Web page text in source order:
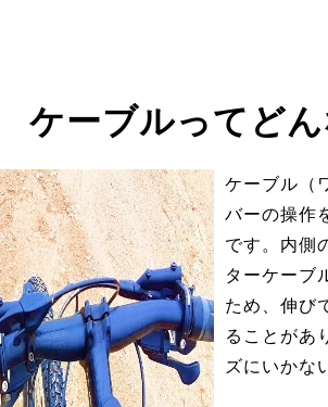
ケーブルってど
ケーブル（
バーの操作
です。内側
ターケーブ
ため、伸び
ることがあ
ズにいかな